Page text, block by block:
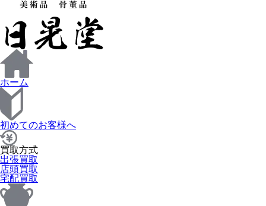
ホーム
初めてのお客様へ
買取方式
出張買取
店頭買取
宅配買取